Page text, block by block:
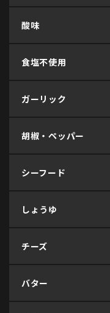
酸味
食塩不使用
ガーリック
胡椒・ペッパー
シーフード
しょうゆ
チーズ
バター